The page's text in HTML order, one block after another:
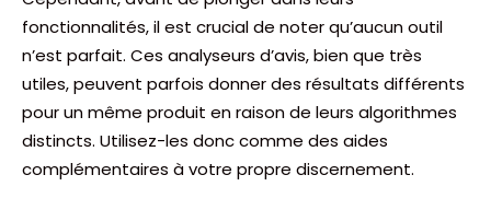
fonctionnalités, il est crucial de noter qu’aucun outil
n’est parfait. Ces analyseurs d’avis, bien que très
utiles, peuvent parfois donner des résultats différents
pour un même produit en raison de leurs algorithmes
distincts. Utilisez-les donc comme des aides
complémentaires à votre propre discernement.